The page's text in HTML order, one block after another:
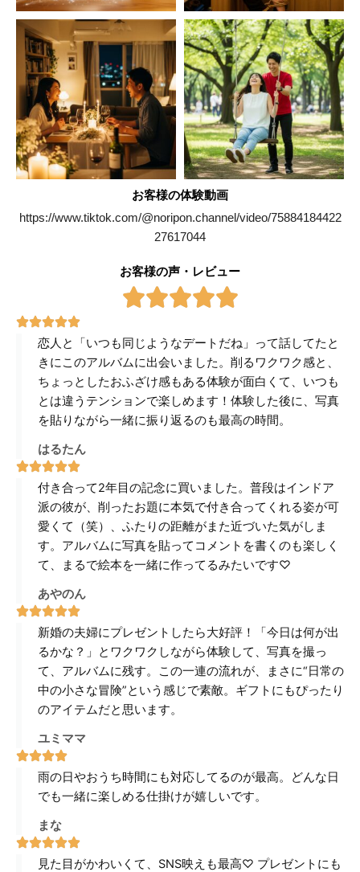
お客様の体験動画
https://www.tiktok.com/@noripon.channel/video/75884184422
27617044
お客様の声・レビュー
恋人と「いつも同じようなデートだね」って話してたと
きにこのアルバムに出会いました。削るワクワク感と、
ちょっとしたおふざけ感もある体験が面白くて、いつも
とは違うテンションで楽しめます！体験した後に、写真
を貼りながら一緒に振り返るのも最高の時間。
はるたん
付き合って2年目の記念に買いました。普段はインドア
派の彼が、削ったお題に本気で付き合ってくれる姿が可
愛くて（笑）、ふたりの距離がまた近づいた気がしま
す。アルバムに写真を貼ってコメントを書くのも楽しく
て、まるで絵本を一緒に作ってるみたいです♡
あやのん
新婚の夫婦にプレゼントしたら大好評！「今日は何が出
るかな？」とワクワクしながら体験して、写真を撮っ
て、アルバムに残す。この一連の流れが、まさに“日常の
中の小さな冒険”という感じで素敵。ギフトにもぴったり
のアイテムだと思います。
ユミママ
雨の日やおうち時間にも対応してるのが最高。どんな日
でも一緒に楽しめる仕掛けが嬉しいです。
まな
見た目がかわいくて、SNS映えも最高♡ プレゼントにも